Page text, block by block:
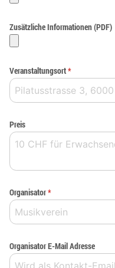
Zusätzliche Informationen (PDF)
Veranstaltungsort*
Preis
Organisator*
Organisator E-Mail Adresse